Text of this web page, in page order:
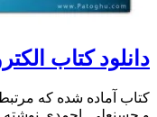
دانلود کتاب
کتاب آماده شده که